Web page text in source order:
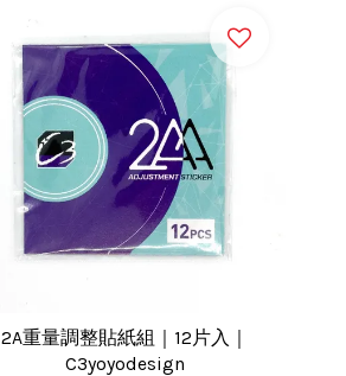
2A重量調整貼紙組｜12片入｜
C3yoyodesign